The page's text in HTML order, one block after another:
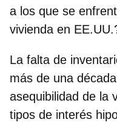
a los que se
vivienda en
La falta de
más de una
asequibilidad de la
tipos de interés